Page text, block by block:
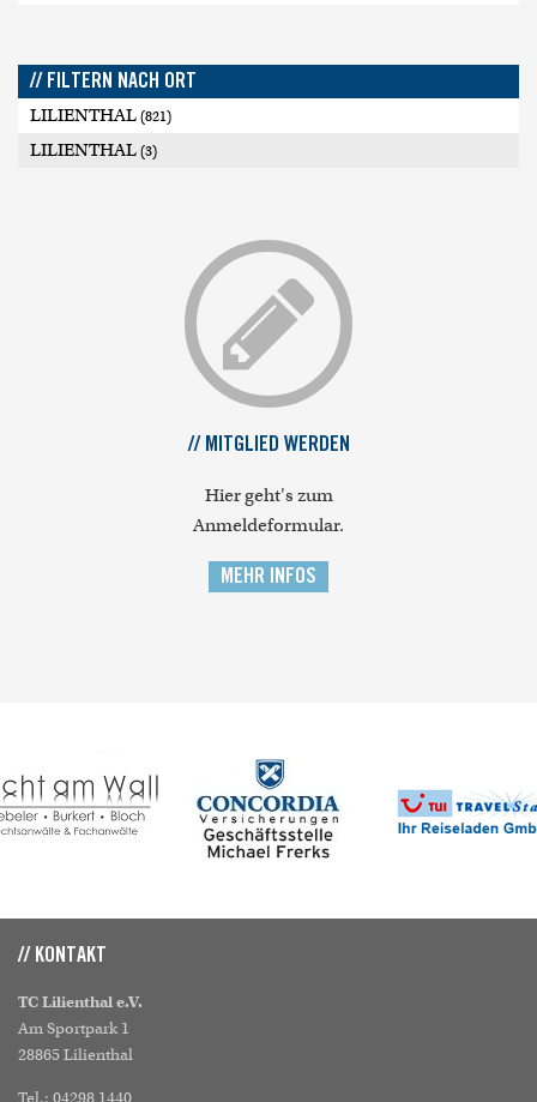
// FILTERN NACH ORT
LILIENTHAL (821)
LILIENTHAL (3)
// MITGLIED WERDEN
Hier geht's zum
Anmeldeformular.
MEHR INFOS
// KONTAKT
TC Lilienthal e.V.
Am Sportpark 1
28865 Lilienthal